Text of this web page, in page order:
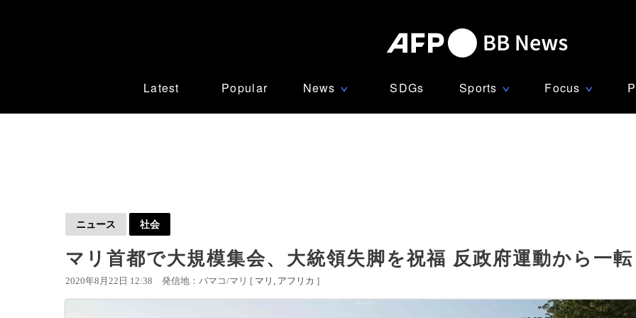
Latest Popular News ∨ SDGs Sports ∨ Focus ∨
ニュース 社会
マリ首都で大規模集会、大統領失脚を祝福 反政府運動から一転
2020年8月22日 12:38 発信地：バマコ/マリ [ マリ アフリカ ]